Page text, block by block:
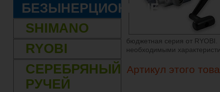
БЕЗЫНЕРЦИОННЫЕ
SHIMANO
RYOBI
СЕРЕБРЯНЫЙ
РУЧЕЙ
бюджетная серия от
необходимыми
Артикул этого